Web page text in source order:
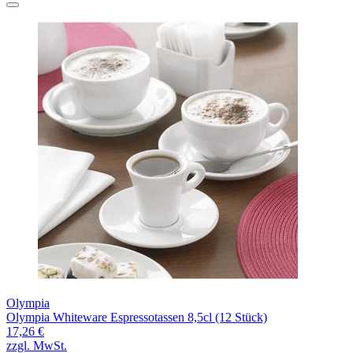
Olympia
Olympia Whiteware Espressotassen 8,5cl (12 Stück)
17,26 €
zzgl. MwSt.